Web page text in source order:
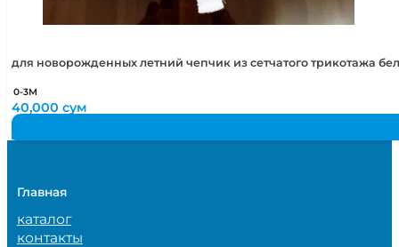
для новорожденных летний чепчик из сетчатого трикотажа
0-3М
40,000сум
Главная
каталог
контакты